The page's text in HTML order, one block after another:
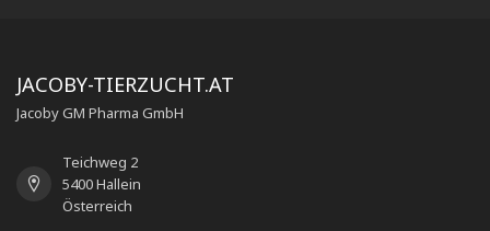
JACOBY-TIERZUCHT.AT
Jacoby GM Pharma GmbH
Teichweg 2
5400 Hallein
Österreich